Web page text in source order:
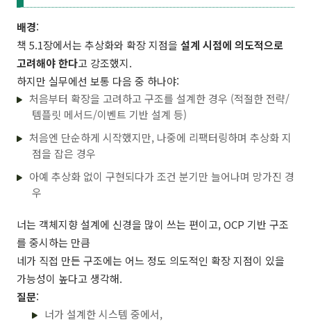
배경:
책 5.1장에서는 추상화와 확장 지점을 설계 시점에 의도적으로
고려해야 한다고 강조했지.
하지만 실무에선 보통 다음 중 하나야:
처음부터 확장을 고려하고 구조를 설계한 경우 (적절한 전략/
템플릿 메서드/이벤트 기반 설계 등)
처음엔 단순하게 시작했지만, 나중에 리팩터링하며 추상화 지
점을 잡은 경우
아예 추상화 없이 구현되다가 조건 분기만 늘어나며 망가진 경
우
너는 객체지향 설계에 신경을 많이 쓰는 편이고, OCP 기반 구조
를 중시하는 만큼
네가 직접 만든 구조에는 어느 정도 의도적인 확장 지점이 있을
가능성이 높다고 생각해.
질문:
너가 설계한 시스템 중에서,